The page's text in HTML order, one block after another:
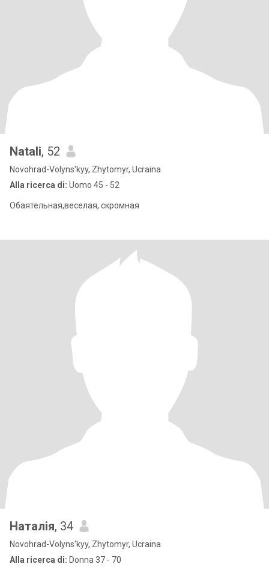
Natali, 52
Novohrad-Volyns'kyy, Zhytomyr, Ucraina
Alla ricerca di: Uomo 45 - 52
Обаятельная,веселая, скромная
Наталія, 34
Novohrad-Volyns'kyy, Zhytomyr, Ucraina
Alla ricerca di: Donna 37 - 70